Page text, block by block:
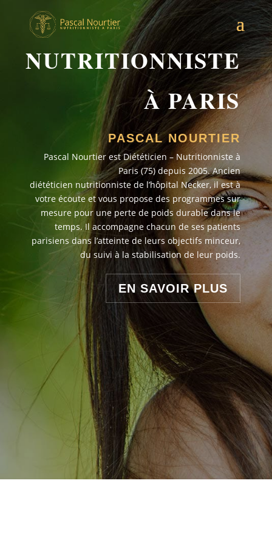
NUTRITIONNISTE
À PARIS
PASCAL NOURTIER
Pascal Nourtier est Diététicien – Nutritionniste à
Paris (75) depuis 2005. Ancien
diététicien nutritionniste de l’hôpital Necker, il est à
votre écoute et vous propose des programmes sur
mesure pour une perte de poids durable dans le
temps. Il accompagne chacun de ses patients
parisiens dans l’atteinte de leurs objectifs minceur,
du suivi à la stabilisation de leur poids.
EN SAVOIR PLUS
COMMENCEZ
VOTRE SUIVI